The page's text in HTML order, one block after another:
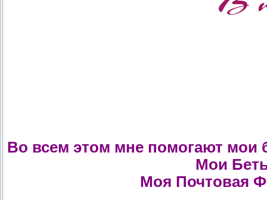
Во всем этом мне помогают
Мои
Моя Почтовая